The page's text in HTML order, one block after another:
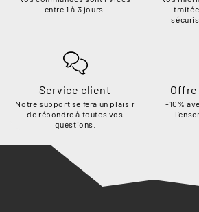
entre 1 à 3 jours.
Service client
Notre support se fera un plaisir
de répondre à toutes vos
questions.
-10%